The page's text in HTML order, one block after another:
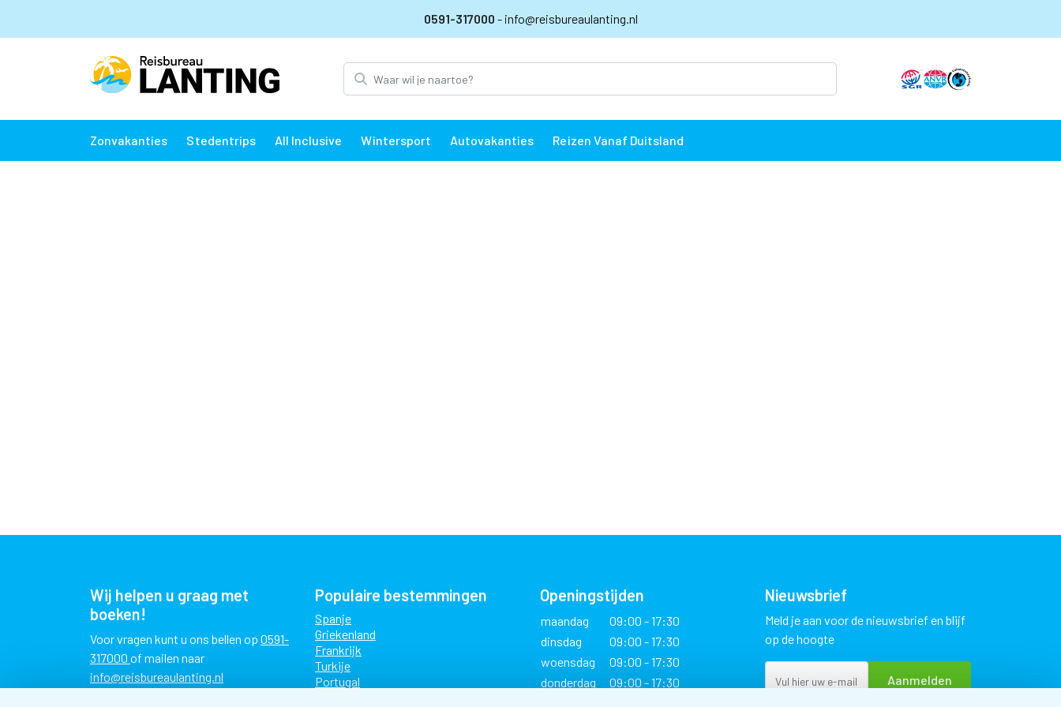
0591-317000 - info@reisbureaulanting.nl
Zonvakanties Stedentrips All Inclusive Wintersport Autovakanties Reizen Vanaf Duitsland
Wij helpen u graag met
boeken!
Voor vragen kunt u ons bellen op 0591-
317000 of mailen naar
info@reisbureaulanting.nl
Populaire bestemmingen
Spanje
Griekenland
Frankrijk
Turkije
Portugal
Openingstijden
maandag
09:00 - 17:30
dinsdag
09:00 - 17:30
woensdag
09:00 - 17:30
donderdag
09:00 - 17:30
Nieuwsbrief
Meld je aan voor de nieuwsbrief en blijf
op de hoogte